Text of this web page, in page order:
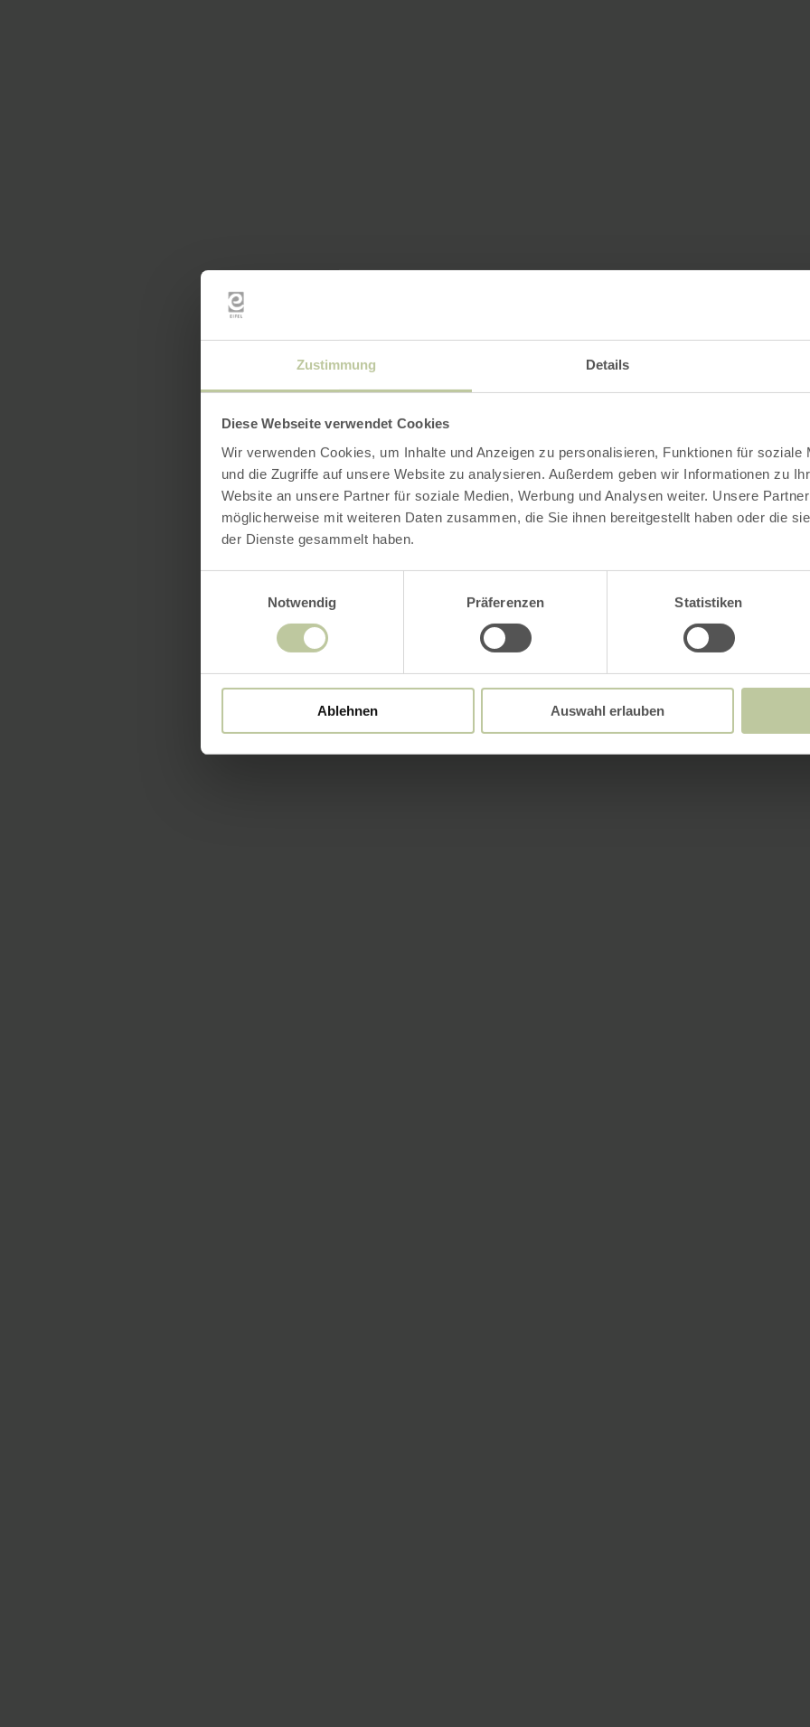
Zustimmung Details
Diese Webseite verwendet Cookies
Wir verwenden Cookies, um Inhalte und Anzeigen zu personalisieren, Funktionen für soziale
und die Zugriffe auf unsere Website zu analysieren. Außerdem geben wir Informationen zu
Website an unsere Partner für soziale Medien, Werbung und Analysen weiter. Unsere
möglicherweise mit weiteren Daten zusammen, die Sie ihnen bereitgestellt haben oder die
der Dienste gesammelt haben.
Notwendig
Präferenzen Statistiken
Ablehnen Auswahl erlauben